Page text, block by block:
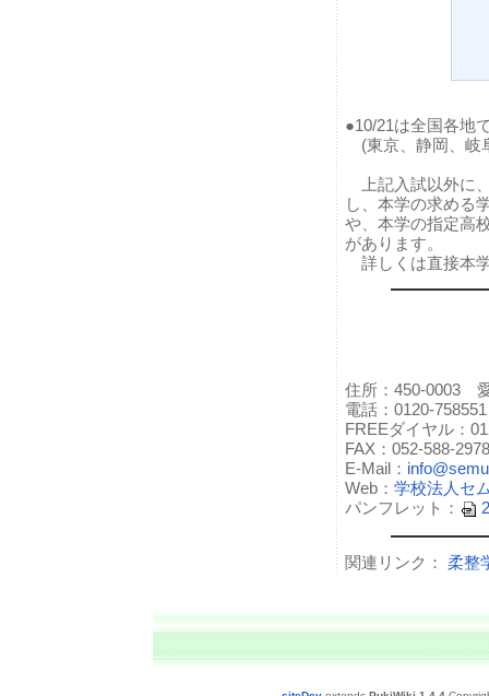
●10/21は全国各地
(東京、静岡、岐
上記入試以外に
し、本学の求める
や、本学の指定高
があります。
詳しくは直接本
住所：450-0003
電話：0120-758551
FREEダイヤル：
FAX：052-588-2978
E-Mail：
Web： 学校法人セ
パンフレット：
関連リンク： 柔整